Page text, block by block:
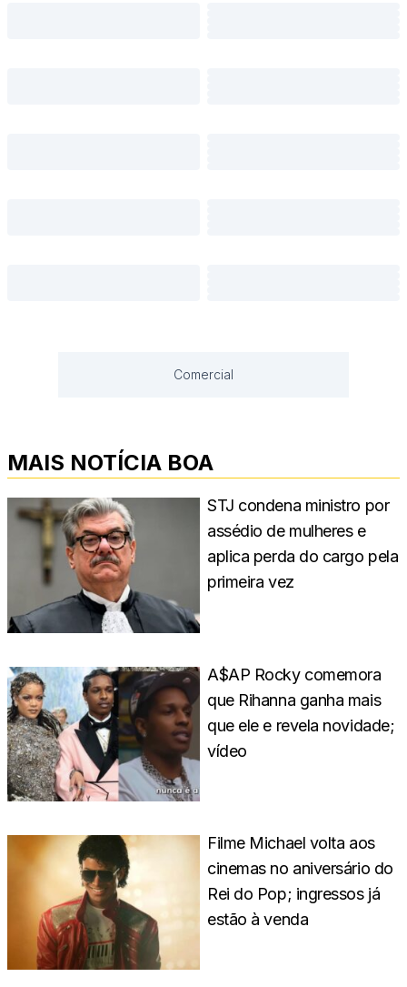
Comercial
MAIS NOTÍCIA BOA
STJ condena ministro por
assédio de mulheres e
aplica perda do cargo pela
primeira vez
A$AP Rocky comemora
que Rihanna ganha mais
que ele e revela novidade;
vídeo
Filme Michael volta aos
cinemas no aniversário do
Rei do Pop; ingressos já
estão à venda